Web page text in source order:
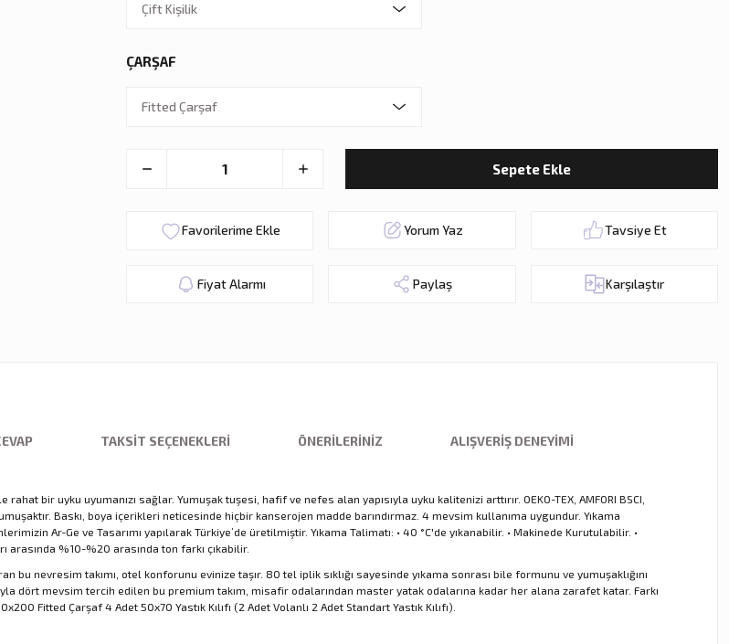
ÇARŞAF
Sepete Ekle
Yorum Yaz Tavsiye Et
Fiyat Alarmı Paylaş Karşılaştır
TAKSIT SEÇENEKLERI ÖNERILERINIZ ALIŞVERIŞ DENEYIMI
bir uyku uyumanızı sağlar. Yumuşak tuşesi, hafif ve nefes alan yapısıyla uyku kalitenizi arttırır. OEKO-TEX, AMFORI BSCI,
Baskı, boya içerikleri neticesinde hiçbir kanserojen madde barındırmaz. 4 mevsim kullanıma uygundur. Yıkama
Ar-Ge ve Tasarımı yapılarak Türkiye’de üretilmiştir. Yıkama Talimatı: • 40 °C'de yıkanabilir. • Makinede Kurutulabilir. •
arasında %10-%20 arasında ton farkı çıkabilir.
nevresim takımı, otel konforunu evinize taşır. 80 tel iplik sıklığı sayesinde yıkama sonrası bile formunu ve yumuşaklığını
dört mevsim tercih edilen bu premium takım, misafir odalarından master yatak odalarına kadar her alana zarafet katar. Farkı
Fitted Çarşaf 4 Adet 50x70 Yastık Kılıfı (2 Adet Volanlı 2 Adet Standart Yastık Kılıfı).